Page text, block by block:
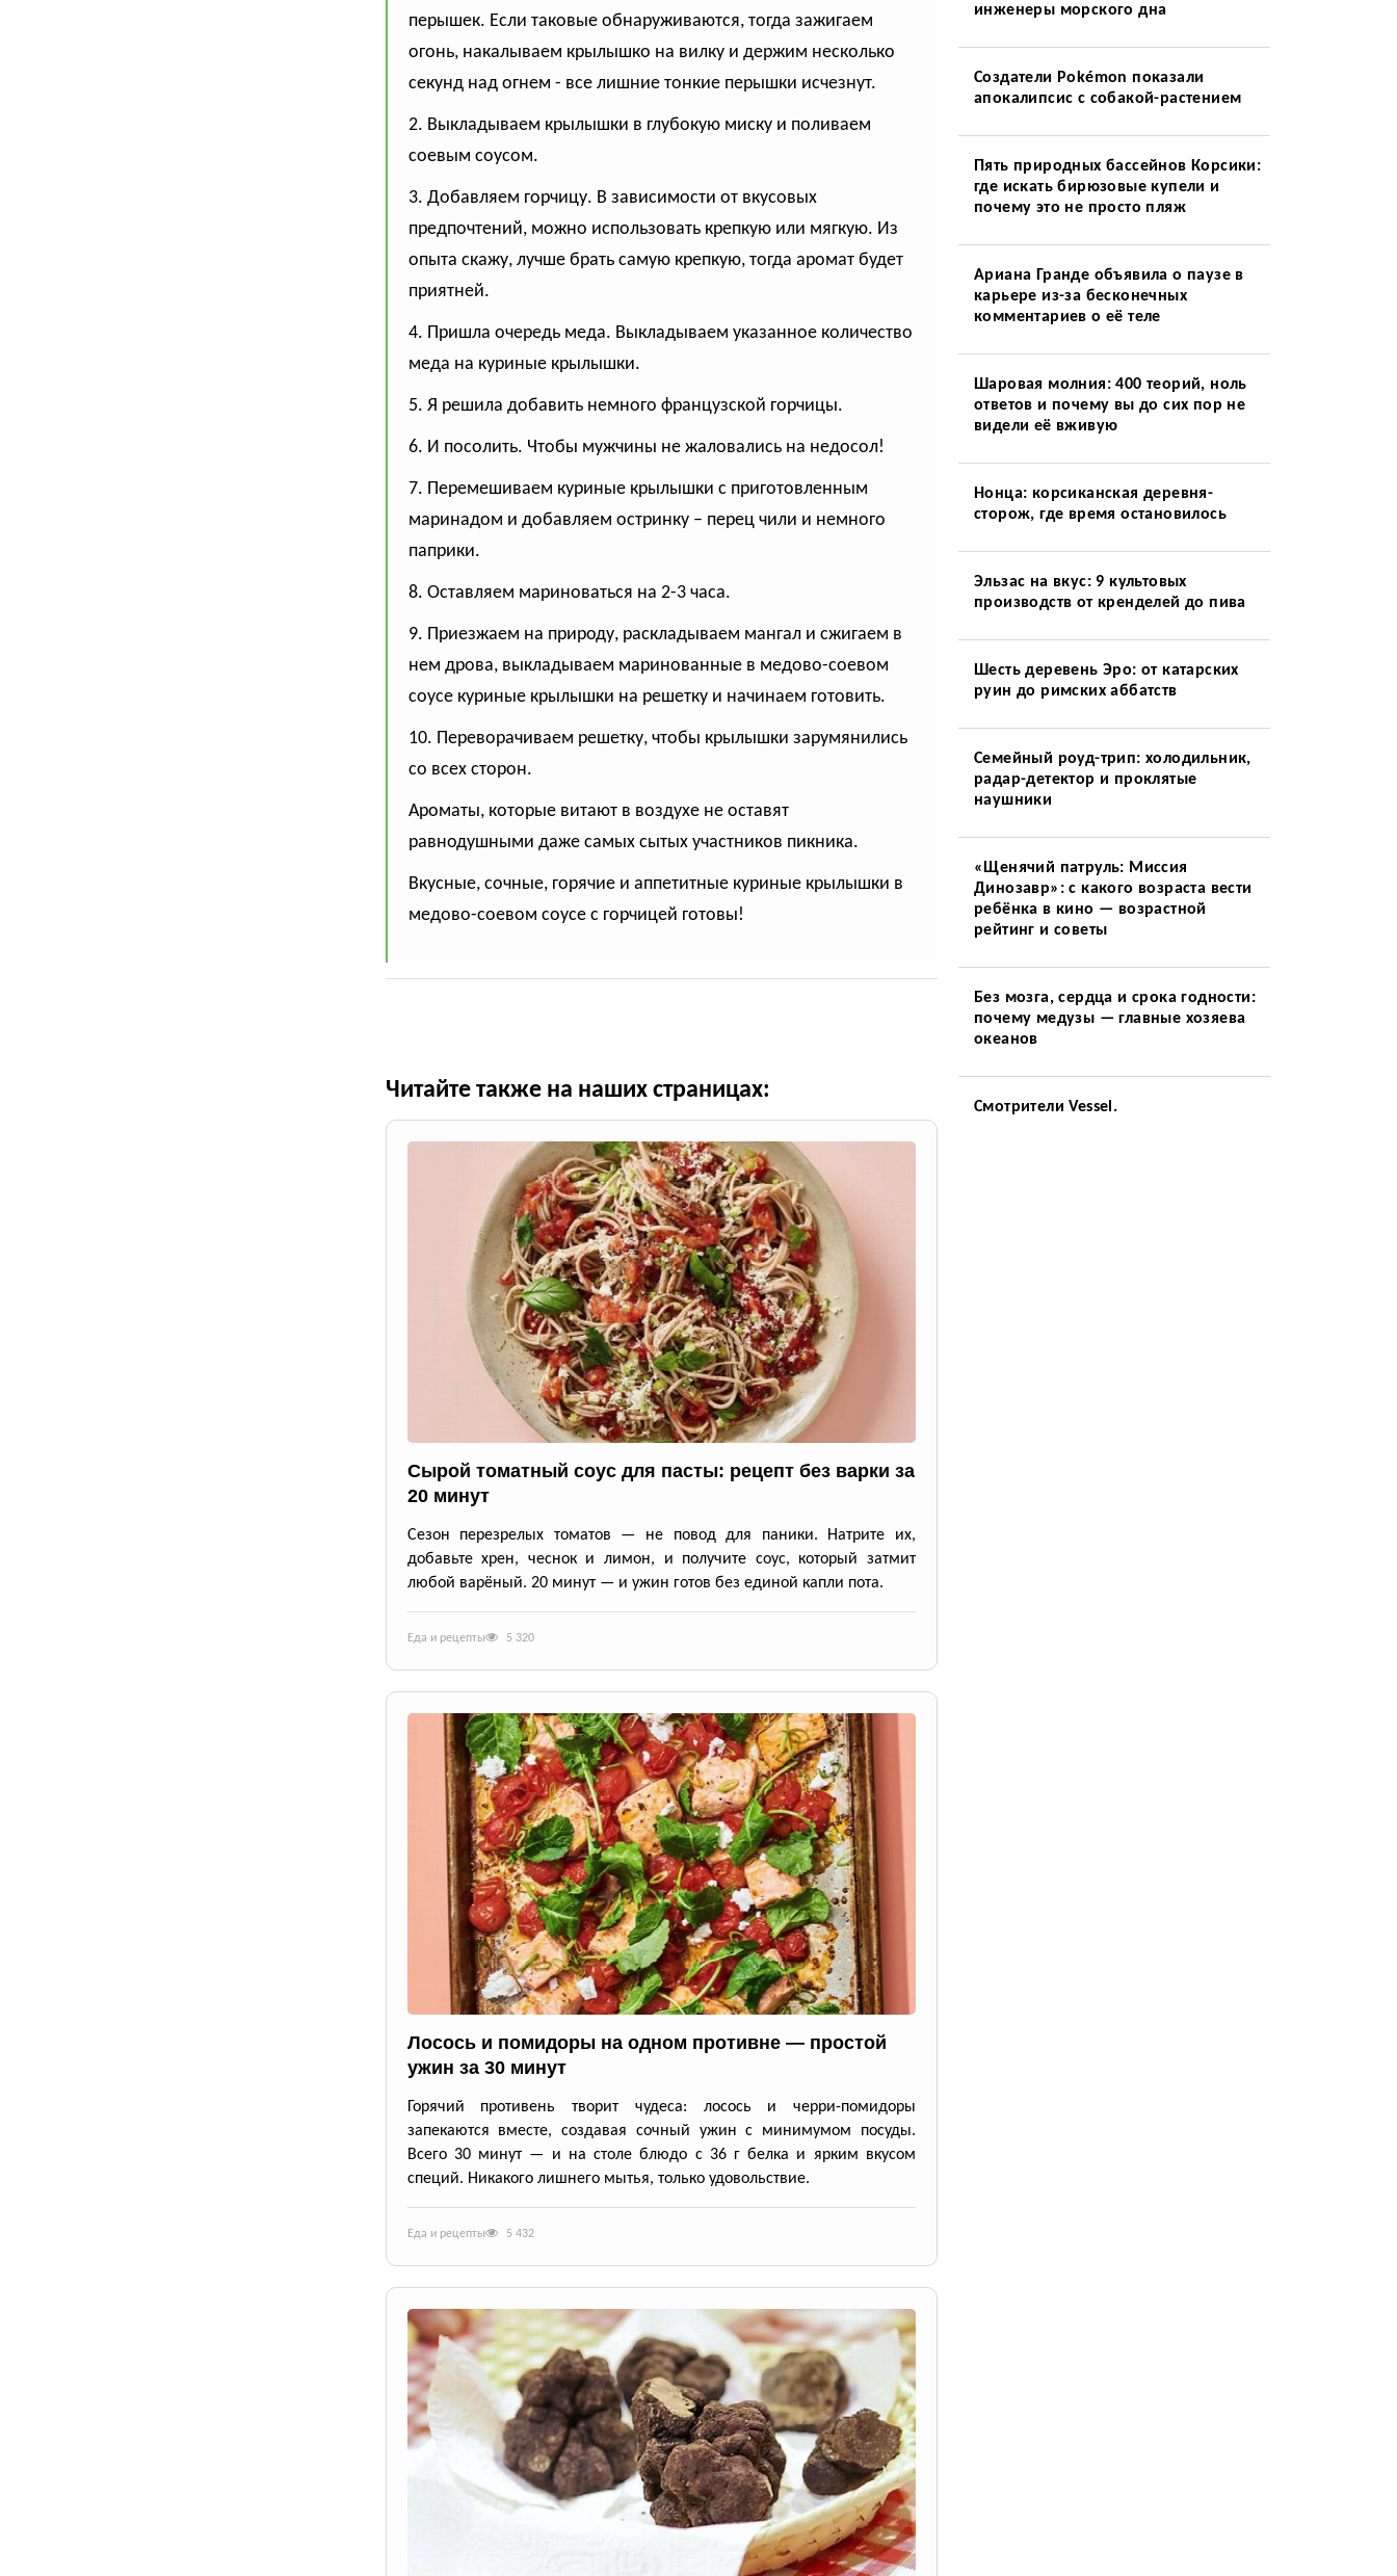
перышек. Если таковые обнаруживаются, тогда зажигаем
огонь, накалываем крылышко на вилку и держим несколько
секунд над огнем - все лишние тонкие перышки исчезнут.
2. Выкладываем крылышки в глубокую миску и поливаем
соевым соусом.
3. Добавляем горчицу. В зависимости от вкусовых
предпочтений, можно использовать крепкую или мягкую. Из
опыта скажу, лучше брать самую крепкую, тогда аромат будет
приятней.
4. Пришла очередь меда. Выкладываем указанное количество
меда на куриные крылышки.
5. Я решила добавить немного французской горчицы.
6. И посолить. Чтобы мужчины не жаловались на недосол!
7. Перемешиваем куриные крылышки с приготовленным
маринадом и добавляем остринку – перец чили и немного
паприки.
8. Оставляем мариноваться на 2-3 часа.
9. Приезжаем на природу, раскладываем мангал и сжигаем в
нем дрова, выкладываем маринованные в медово-соевом
соусе куриные крылышки на решетку и начинаем готовить.
10. Переворачиваем решетку, чтобы крылышки зарумянились
со всех сторон.
Ароматы, которые витают в воздухе не оставят
равнодушными даже самых сытых участников пикника.
Вкусные, сочные, горячие и аппетитные куриные крылышки в
медово-соевом соусе с горчицей готовы!
Читайте также на наших страницах:
Сырой томатный соус для пасты: рецепт без варки за
20 минут
Сезон перезрелых томатов — не повод для паники. Натрите их,
добавьте хрен, чеснок и лимон, и получите соус, который затмит
любой варёный. 20 минут — и ужин готов без единой капли пота.
Еда и рецепты 5 320
Лосось и помидоры на одном противне — простой
ужин за 30 минут
Горячий противень творит чудеса: лосось и черри-помидоры
запекаются вместе, создавая сочный ужин с минимумом посуды.
Всего 30 минут — и на столе блюдо с 36 г белка и ярким вкусом
специй. Никакого лишнего мытья, только удовольствие.
Еда и рецепты 5 432
инженеры морского дна
Создатели Pokémon показали
апокалипсис с собакой-растением
Пять природных бассейнов Корсики:
где искать бирюзовые купели и
почему это не просто пляж
Ариана Гранде объявила о паузе в
карьере из-за бесконечных
комментариев о её теле
Шаровая молния: 400 теорий, ноль
ответов и почему вы до сих пор не
видели её вживую
Нонца: корсиканская деревня-
сторож, где время остановилось
Эльзас на вкус: 9 культовых
производств от кренделей до пива
Шесть деревень Эро: от катарских
руин до римских аббатств
Семейный роуд-трип: холодильник,
радар-детектор и проклятые
наушники
«Щенячий патруль: Миссия
Динозавр»: с какого возраста вести
ребёнка в кино — возрастной
рейтинг и советы
Без мозга, сердца и срока годности:
почему медузы — главные хозяева
океанов
Смотрители Vessel.